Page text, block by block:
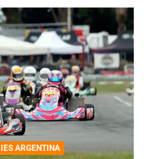
ARGENTINA